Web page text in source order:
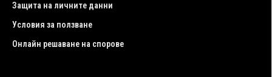
Защита на личните данни
Условия за ползване
Онлайн решаване на спорове